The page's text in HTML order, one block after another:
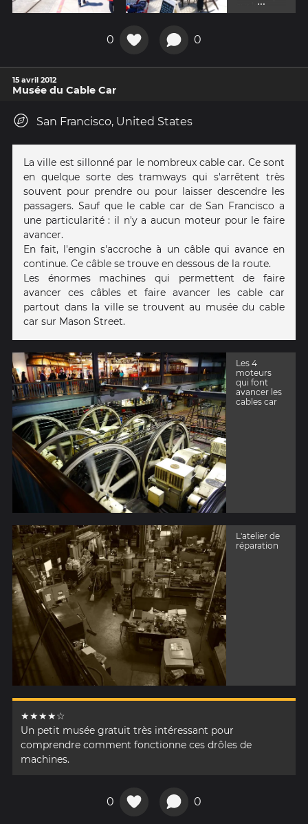
sur le
pouce!
0 0
15 avril 2012
Musée du Cable Car
San Francisco, United States
La ville est sillonné par le nombreux cable car. Ce sont
en quelque sorte des tramways qui s'arrêtent très
souvent pour prendre ou pour laisser descendre les
passagers. Sauf que le cable car de San Francisco a
une particularité : il n'y a aucun moteur pour le faire
avancer.
En fait, l'engin s'accroche à un câble qui avance en
continue. Ce câble se trouve en dessous de la route.
Les énormes machines qui permettent de faire
avancer ces câbles et faire avancer les cable car
partout dans la ville se trouvent au musée du cable
car sur Mason Street.
Les 4
moteurs
qui font
avancer les
cables car
L'atelier de
réparation
★★★★☆
Un petit musée gratuit très intéressant pour
comprendre comment fonctionne ces drôles de
machines.
0 0